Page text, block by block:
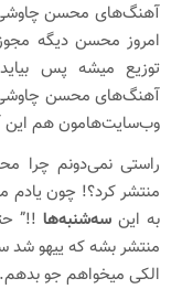
آهنگ‌های محسن چاوشی
امروز محسن دیگه
توزیع میشه پس
آهنگ‌های محسن چاوشی
وب‌سایت‌هامون هم این
راستی نمی‌دونم چرا
منتشر کرد؟! چون
به این سه‌شنبه‌ها !!”
منتشر بشه که ییهو شد
الکی میخواهم جو بدهم.